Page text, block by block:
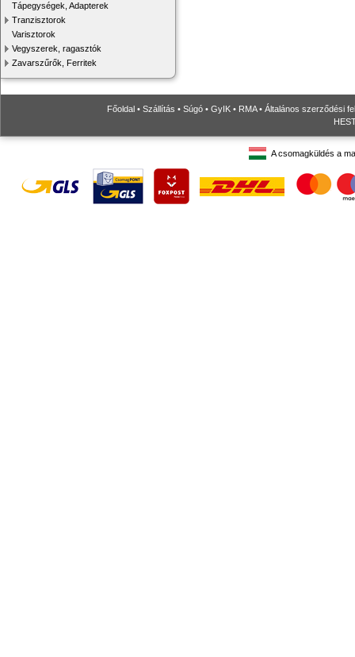
Tápegységek, Adapterek
Tranzisztorok
Varisztorok
Vegyszerek, ragasztók
Zavarszűrők, Ferritek
Főoldal • Szállítás • Súgó • GyIK • RMA• Általános szerződési
A csomagküldés a